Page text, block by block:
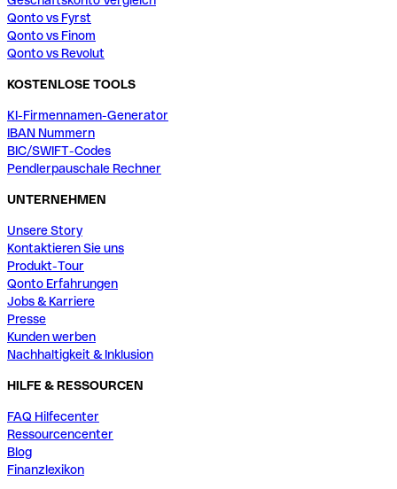
Qonto vs Fyrst
Qonto vs Finom
Qonto vs Revolut
KOSTENLOSE TOOLS
KI-Firmennamen-Generator
IBAN Nummern
BIC/SWIFT-Codes
Pendlerpauschale Rechner
UNTERNEHMEN
Unsere Story
Kontaktieren Sie uns
Produkt-Tour
Qonto Erfahrungen
Jobs & Karriere
Presse
Kunden werben
Nachhaltigkeit & Inklusion
HILFE & RESSOURCEN
FAQ Hilfecenter
Ressourcencenter
Blog
Finanzlexikon